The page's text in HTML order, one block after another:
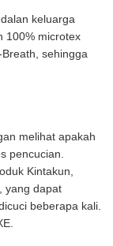
keluarga
100% microtex
sehingga
melihat apakah
pencucian.
Kintakun,
, yang dapat
beberapa kali.